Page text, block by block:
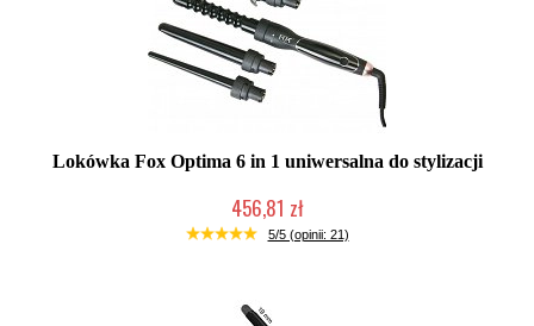
Lokówka Fox Optima 6 in 1 uniwersalna do stylizacji
456,81 zł
Duża ilość (wysyłka w 24h)
5/5 (opinii: 21)